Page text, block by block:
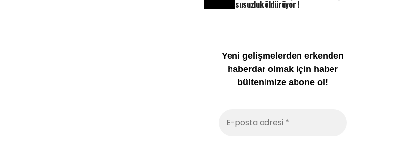
susuzluk öldürüyor !
Yeni gelişmelerden erkenden
haberdar olmak için haber
bültenimize abone ol!